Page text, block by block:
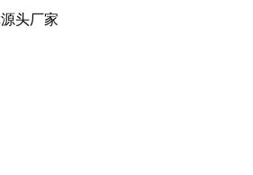
头厂家